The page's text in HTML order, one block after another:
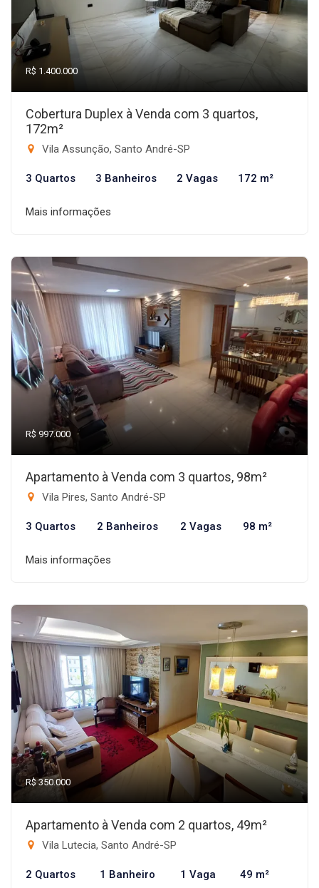
R$ 1.400.000
Cobertura Duplex à Venda com 3 quartos,
172m²
Vila Assunção, Santo André-SP
3 Quartos 3 Banheiros 2 Vagas 172 m²
Mais informações
R$ 997.000
Apartamento à Venda com 3 quartos, 98m²
Vila Pires, Santo André-SP
3 Quartos 2 Banheiros 2 Vagas 98 m²
Mais informações
R$ 350.000
Apartamento à Venda com 2 quartos, 49m²
Vila Lutecia, Santo André-SP
2 Quartos 1 Banheiro 1 Vaga 49 m²